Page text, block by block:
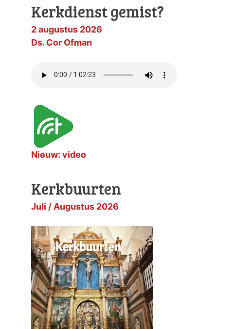
Kerkdienst gemist?
2 augustus 2026
Ds. Cor Ofman
Nieuw: video
Kerkbuurten
Juli / Augustus 2026